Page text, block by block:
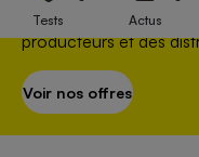
une association 100
producteurs et des
Voir nos offres
Tests Actus